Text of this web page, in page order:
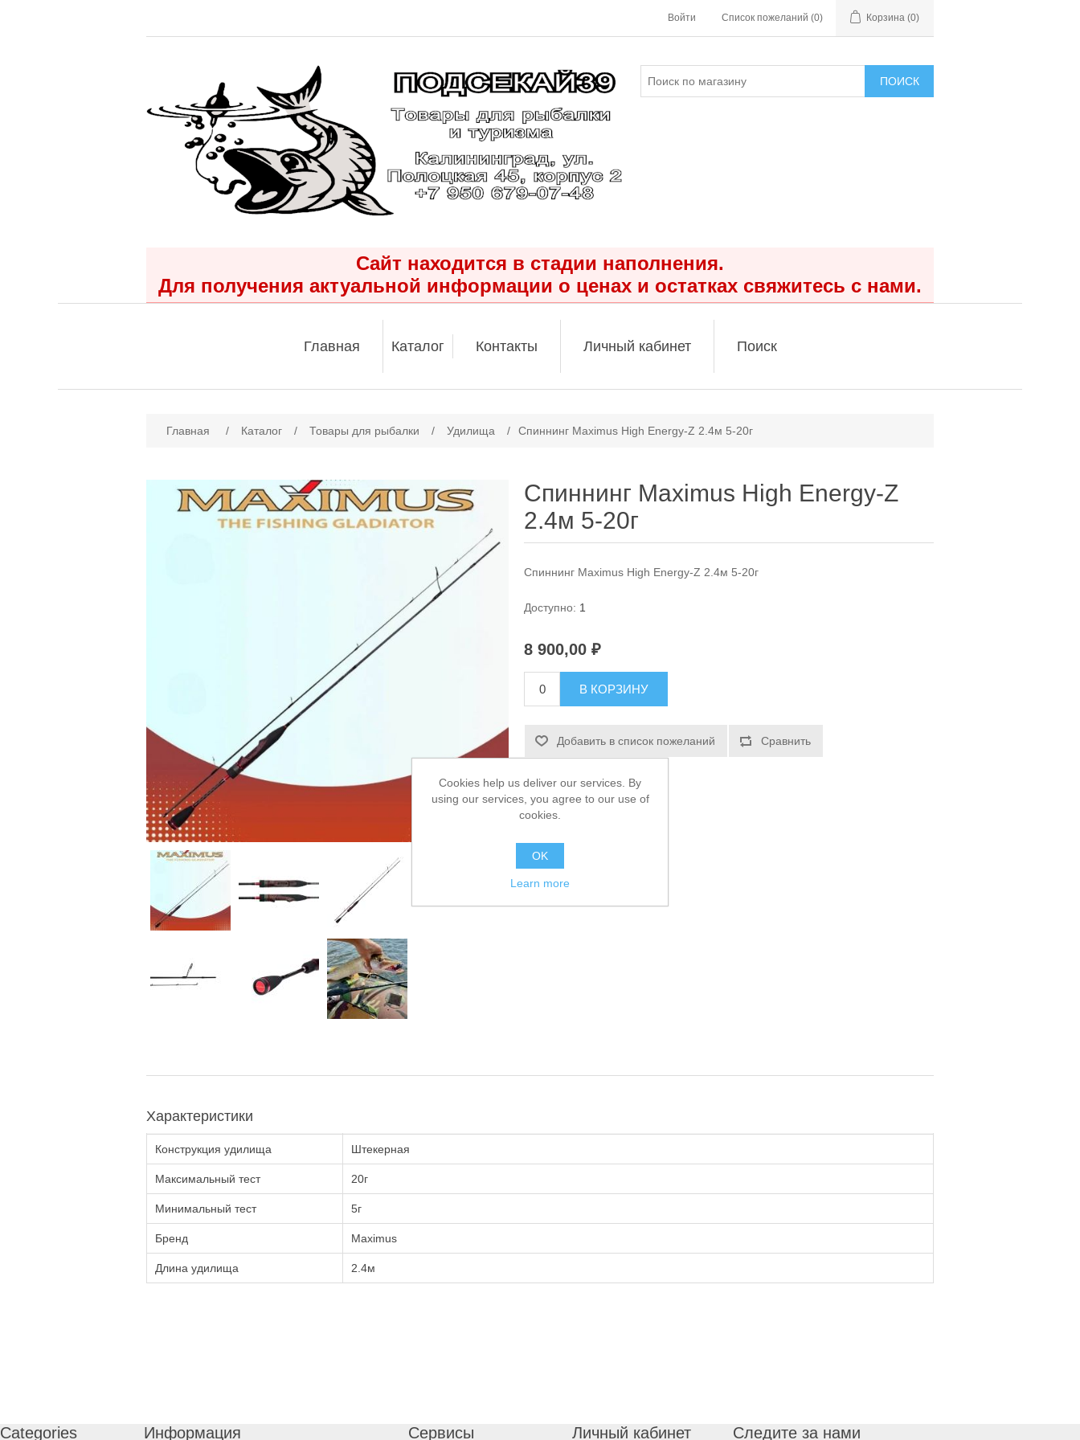
Войти Список пожеланий (0) Корзина (0)
ПОИСК
Сайт находится в стадии наполнения.
Для получения актуальной информации о ценах и остатках свяжитесь с нами.
Главная Каталог Контакты Личный кабинет Поиск
Главная / Каталог / Товары для рыбалки / Удилища / Спиннинг Maximus High Energy-Z 2.4м 5-20г
Спиннинг Maximus High Energy-Z
2.4м 5-20г
Спиннинг Maximus High Energy-Z 2.4м 5-20г
Доступно: 1
8 900,00 ₽
В КОРЗИНУ
Добавить в список пожеланий Сравнить
Характеристики
Конструкция удилища Штекерная
Максимальный тест 20г
Минимальный тест 5г
Бренд Maximus
Длина удилища 2.4м
Categories Информация Сервисы Личный кабинет Следите за нами
Cookies help us deliver our services. By
using our services, you agree to our use of
cookies.
OK
Learn more